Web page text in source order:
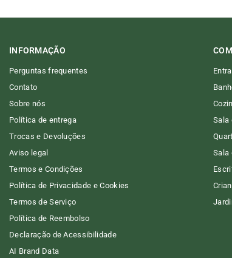
INFORMAÇÃO
Perguntas frequentes
Contato
Sobre nós
Política de entrega
Trocas e Devoluções
Aviso legal
Termos e Condições
Política de Privacidade e Cookies
Termos de Serviço
Política de Reembolso
Declaração de Acessibilidade
AI Brand Data
Sala
Sala